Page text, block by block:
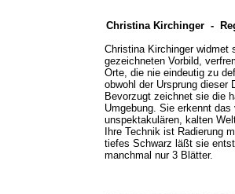
Christina Kirchinger -
Christina Kirchinger widmet
gezeichneten Vorbild,
Orte, die nie eindeutig zu
obwohl der Ursprung dieser
Bevorzugt zeichnet sie die
Umgebung. Sie erkennt
unspektakulären, kalten
Ihre Technik ist Radierung
tiefes Schwarz läßt sie
manchmal nur 3 Blätter.